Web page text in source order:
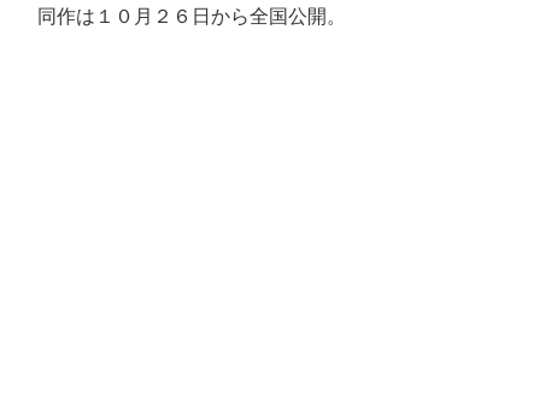
同作は１０月２６日から全国公開。